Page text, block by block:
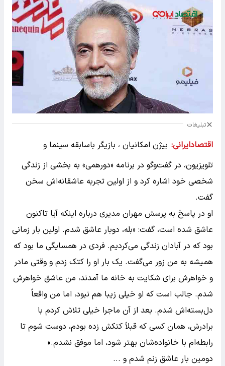
تبلیغات
اقتصادایرانی: بیژن امکانیان ، بازیگر باسابقه سینما و
تلویزیون، در گفت‌وگو در برنامه «دورهمی» به بخشی از زندگی
شخصی خود اشاره کرد و از اولین تجربه عاشقانه‌اش سخن
گفت.
او در پاسخ به پرسش مهران مدیری درباره اینکه آیا تاکنون
عاشق شده است، گفت: «بله، دوبار عاشق شدم. اولین بار زمانی
بود که در آبادان زندگی می‌کردیم. فردی در همسایگی ما بود که
همیشه به من زور می‌گفت. یک بار او را کتک زدم و وقتی مادر
و خواهرش برای شکایت به خانه ما آمدند، من عاشق خواهرش
شدم. جالب است که او خیلی زیبا هم نبود، اما من واقعاً
دل‌بسته‌اش شدم. بعد از آن ماجرا خیلی تلاش کردم با
برادرش، همان کسی که قبلاً کتکش زده بودم، دوست شوم تا
رابطه‌ام با خانواده‌شان بهتر شود، اما موفق نشدم.»
دومین بار عاشق زنم شدم و ...